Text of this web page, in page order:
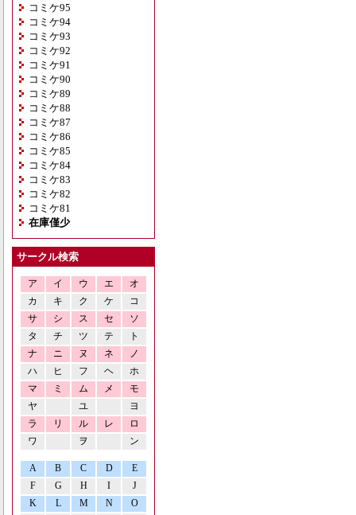
コミケ95
コミケ94
コミケ93
コミケ92
コミケ91
コミケ90
コミケ89
コミケ88
コミケ87
コミケ86
コミケ85
コミケ84
コミケ83
コミケ82
コミケ81
在庫僅少
サークル検索
ア イ ウ エ
オ
カ
キ ク ケ
コ
サ
シ ス セ
ソ
タ
チ ツ テ
ト
ナ
ニ ヌ ネ
ノ
ハ
ヒ フ ヘ
ホ
マ
ミ ム メ
モ
ヤ
ユ
ヨ
ラ
リ ル レ
ロ
ワ
ヲ ン
A B C D
E
F
G H I
J
K
L M N O